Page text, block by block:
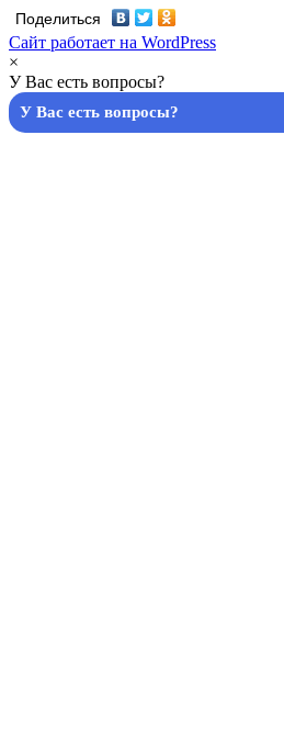
Поделиться
Сайт работает на WordPress
×
У Вас есть вопросы?
У Вас есть вопросы?